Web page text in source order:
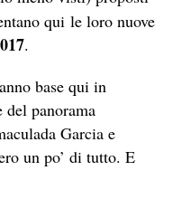
qui le loro nuove
.
base qui in
panorama
Garcia e
un po’ di tutto. E